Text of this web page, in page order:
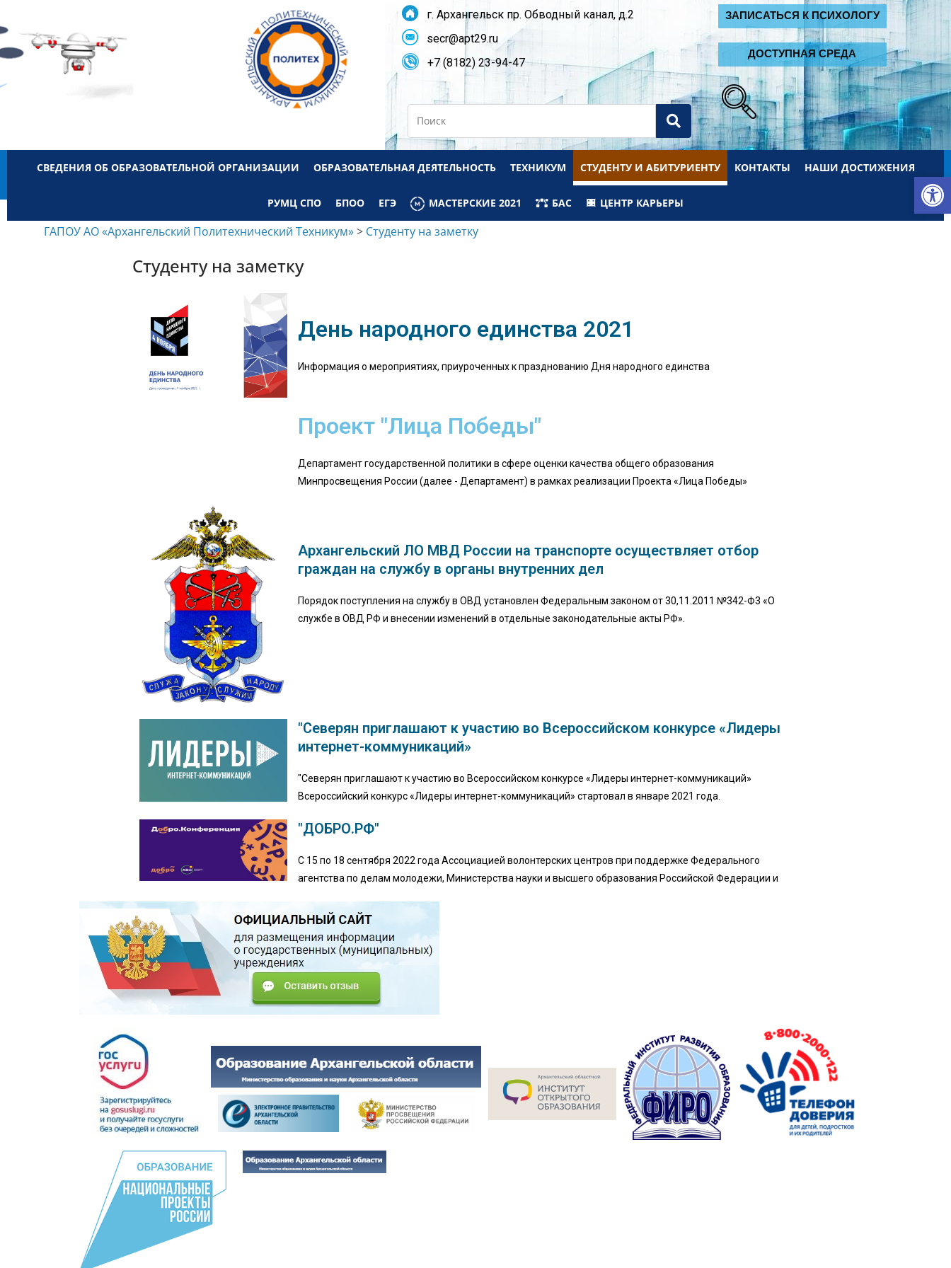
г. Архангельск пр. Обводный канал, д.2
secr@apt29.ru
+7 (8182) 23-94-47
ЗАПИСАТЬСЯ К ПСИХОЛОГУ
ДОСТУПНАЯ СРЕДА
СВЕДЕНИЯ ОБ ОБРАЗОВАТЕЛЬНОЙ ОРГАНИЗАЦИИ ОБРАЗОВАТЕЛЬНАЯ ДЕЯТЕЛЬНОСТЬ ТЕХНИКУМ СТУДЕНТУ И АБИТУРИЕНТУ КОНТАКТЫ НАШИ ДОСТИЖЕНИЯ
РУМЦ СПО БПОО ЕГЭ МАСТЕРСКИЕ 2021 БАС ЦЕНТР КАРЬЕРЫ
ГАПОУ АО «Архангельский Политехнический Техникум»> Студенту на заметку
Студенту на заметку
День народного единства 2021
Информация о мероприятиях, приуроченных к празднованию Дня народного единства
Проект "Лица Победы"
Департамент государственной политики в сфере оценки качества общего образования
Минпросвещения России (далее - Департамент) в рамках реализации Проекта «Лица Победы»
Архангельский ЛО МВД России на транспорте осуществляет отбор
граждан на службу в органы внутренних дел
Порядок поступления на службу в ОВД установлен Федеральным законом от 30,11.2011 №342-Ф3 «О
службе в ОВД РФ и внесении изменений в отдельные законодательные акты РФ».
"Северян приглашают к участию во Всероссийском конкурсе «Лидеры
интернет-коммуникаций»
"Северян приглашают к участию во Всероссийском конкурсе «Лидеры интернет-коммуникаций»
Всероссийский конкурс «Лидеры интернет-коммуникаций» стартовал в январе 2021 года.
"ДОБРО.РФ"
С 15 по 18 сентября 2022 года Ассоциацией волонтерских центров при поддержке Федерального
агентства по делам молодежи, Министерства науки и высшего образования Российской Федерации и